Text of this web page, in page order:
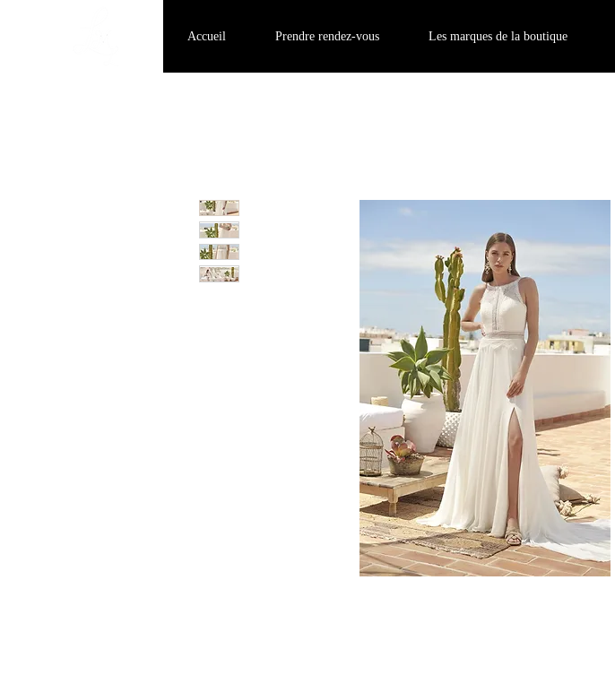
Accueil Prendre rendez-vous Les marques de la boutique